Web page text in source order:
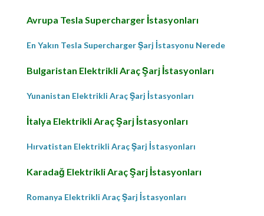
Avrupa Tesla Supercharger İstasyonları
En Yakın Tesla Supercharger Şarj İstasyonu Nerede
Bulgaristan Elektrikli Araç Şarj İstasyonları
Yunanistan Elektrikli Araç Şarj İstasyonları
İtalya Elektrikli Araç Şarj İstasyonları
Hırvatistan Elektrikli Araç Şarj İstasyonları
Karadağ Elektrikli Araç Şarj İstasyonları
Romanya Elektrikli Araç Şarj İstasyonları